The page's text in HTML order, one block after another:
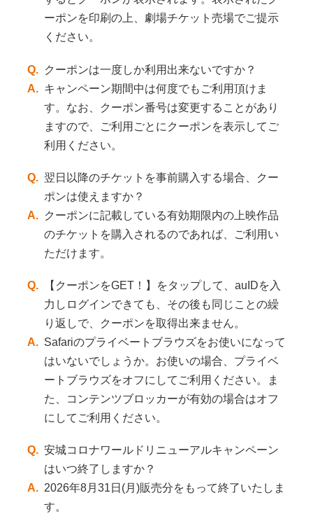
ーポンを印刷の上、劇場チケット売場でご提示
ください。
Q. クーポンは一度しか利用出来ないですか？
A. キャンペーン期間中は何度でもご利用頂けま
す。なお、クーポン番号は変更することがあり
ますので、ご利用ごとにクーポンを表示してご
利用ください。
Q. 翌日以降のチケットを事前購入する場合、クー
ポンは使えますか？
A. クーポンに記載している有効期限内の上映作品
のチケットを購入されるのであれば、ご利用い
ただけます。
Q.
【クーポンをGET！】をタップして、auIDを入
力しログインできても、その後も同じことの繰
り返しで、クーポンを取得出来ません。
A. Safariのプライベートブラウズをお使いになって
はいないでしょうか。お使いの場合、プライベ
ートブラウズをオフにしてご利用ください。ま
た、コンテンツブロッカーが有効の場合はオフ
にしてご利用ください。
Q. 安城コロナワールドリニューアルキャンペーン
はいつ終了しますか？
A. 2026年8月31日(月)販売分をもって終了いたしま
す。